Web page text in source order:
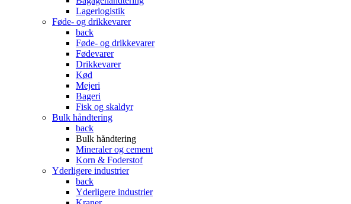
Lagerlogistik
Føde- og drikkevarer
back
Føde- og drikkevarer
Fødevarer
Drikkevarer
Kød
Mejeri
Bageri
Fisk og skaldyr
Bulk håndtering
back
Bulk håndtering
Mineraler og cement
Korn & Foderstof
Yderligere industrier
back
Yderligere industrier